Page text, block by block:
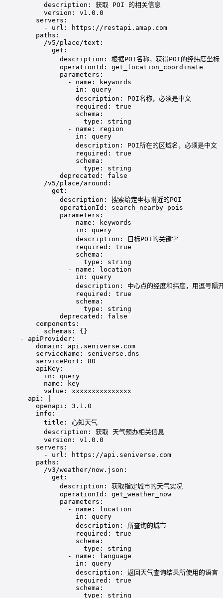
description: 获取 POI 的相关信息
version: v1.0.0
servers:
- url: https://restapi.amap.com
paths:
/v5/place/text:
get:
description: 根据POI名称，获得POI的经纬度坐标
operationId: get_location_coordinate
parameters:
- name: keywords
in: query
description: POI名称，必须是中文
required: true
schema:
type: string
- name: region
in: query
description: POI所在的区域名，必须是中文
required: true
schema:
type: string
deprecated: false
/v5/place/around:
get:
description: 搜索给定坐标附近的POI
operationId: search_nearby_pois
parameters:
- name: keywords
in: query
description: 目标POI的关键字
required: true
schema:
type: string
- name: location
in: query
description: 中心点的经度和纬度，用逗号隔
required: true
schema:
type: string
deprecated: false
components:
schemas: {}
- apiProvider :
domain : api.seniverse.com
serviceName : seniverse.dns
servicePort : 80
apiKey :
in : query
name :
key
value : xxxxxxxxxxxxxxx
api :
openapi: 3.1.0
info:
title: 心知天气
description: 获取 天气预办相关信息
version: v1.0.0
servers:
- url: https://api.seniverse.com
paths:
/v3/weather/now.json:
get:
description: 获取指定城市的天气实况
operationId: get_weather_now
parameters:
- name: location
in: query
description: 所查询的城市
required: true
schema:
type: string
- name: language
in: query
description: 返回天气查询结果所使用的语言
required: true
schema:
type: string